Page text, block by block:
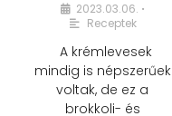
2023.03.06. •
Receptek
A krémlevesek
mindig is népszerűek
voltak, de ez a
brokkoli- és